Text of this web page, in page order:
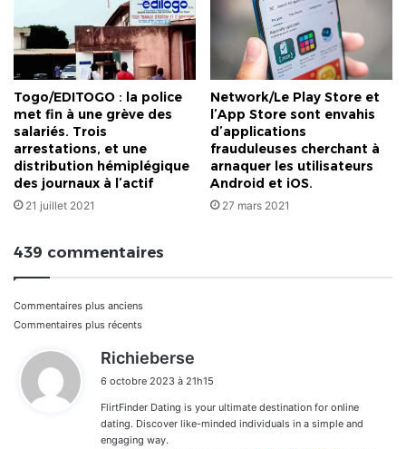
Togo/EDITOGO : la police
met fin à une grève des
salariés. Trois
arrestations, et une
distribution hémiplégique
des journaux à l’actif
21 juillet 2021
Network/Le Play Store et
l’App Store sont envahis
d’applications
frauduleuses cherchant à
arnaquer les utilisateurs
Android et iOS.
27 mars 2021
439 commentaires
Navigation
dans
les
commentaires
Commentaires plus anciens
Commentaires plus récents
Richieberse
t
:
6 octobre 2023 à 21h15
FlirtFinder Dating is your ultimate destination for online
dating. Discover like-minded individuals in a simple and
engaging way.